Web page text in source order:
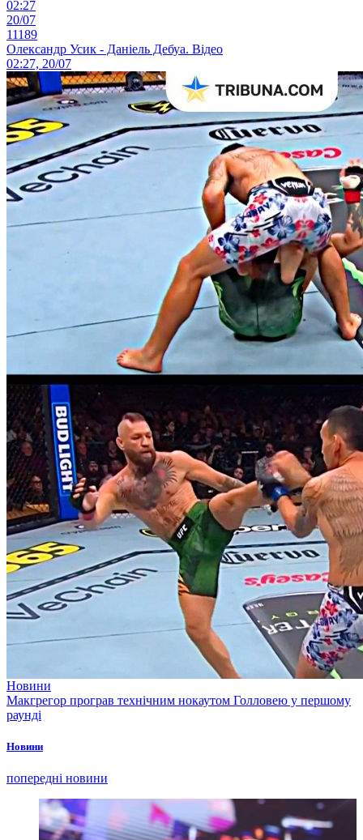
02:27
20/07
11189
Олександр Усик - Даніель Дебуа. Відео
02:27, 20/07
Новини
Макгрегор програв технічним нокаутом Голловею у першому
раунді
Новини
попередні новини